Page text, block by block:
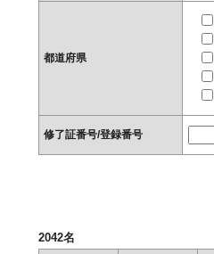
都道府県
修了証番号/登録番号
2042名